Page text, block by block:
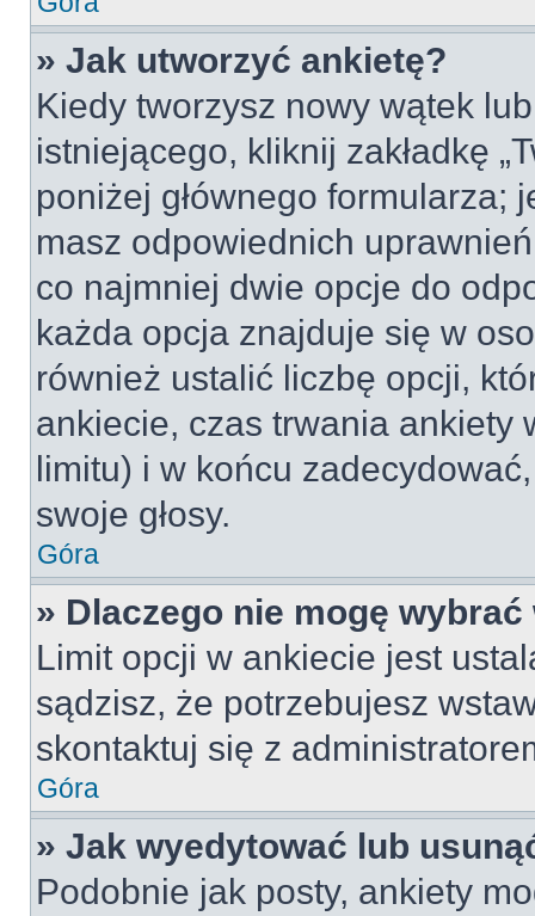
» Jak utworzyć ankietę?
Kiedy tworzysz nowy wątek
istniejącego, kliknij zakładkę
poniżej głównego formularza;
masz odpowiednich
co najmniej dwie opcje do
każda opcja znajduje się w
również ustalić liczbę opcji,
ankiecie, czas trwania ankiety
limitu) i w końcu
swoje głosy.
Góra
» Dlaczego nie mogę
Limit opcji w ankiecie jest
sądzisz, że potrzebujesz
skontaktuj się z
Góra
» Jak wyedytować lub
Podobnie jak posty, ankiety